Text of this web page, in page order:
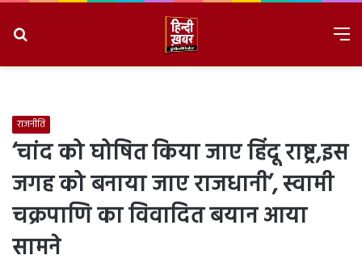
राजनीति
‘चांद को घोषित किया जाए हिंदू राष्ट्र,इस
जगह को बनाया जाए राजधानी’, स्वामी
चक्रपाणि का विवादित बयान आया
सामने